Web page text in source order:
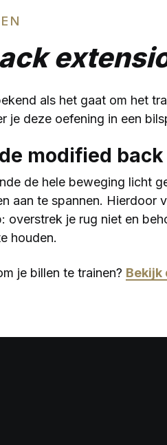
als het gaat om het
je deze oefening in een
modified
de hele beweging licht
aan te spannen.
overstrek je rug niet en
houden.
je billen te trainen? Bekijk